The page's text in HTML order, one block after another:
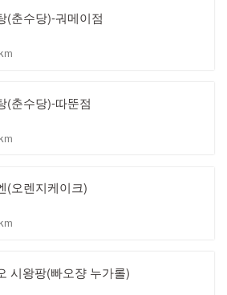
(춘수당)-궈메이점
(춘수당)-따뚠점
(오렌지케이크)
시왕팡(빠오쟝 누가롤)